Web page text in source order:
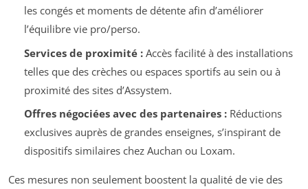
les congés et moments de détente afin d’améliorer
l’équilibre vie pro/perso.
Services de proximité :Accès facilité à des installations
telles que des crèches ou espaces sportifs au sein ou à
proximité des sites d’Assystem.
Offres négociées avec des partenaires :Réductions
exclusives auprès de grandes enseignes, s’inspirant de
dispositifs similaires chez Auchan ou Loxam.
Ces mesures non seulement boostent la qualité de vie des